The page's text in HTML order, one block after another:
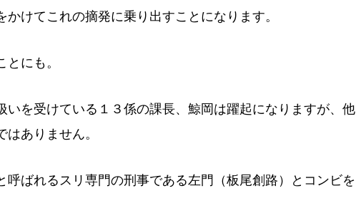
けてこれの摘発に乗り出すことになります。
にも。
いを受けている１３係の課長、鯨岡は躍起になりますが、他
ありません。
呼ばれるスリ専門の刑事である左門（板尾創路）とコンビを